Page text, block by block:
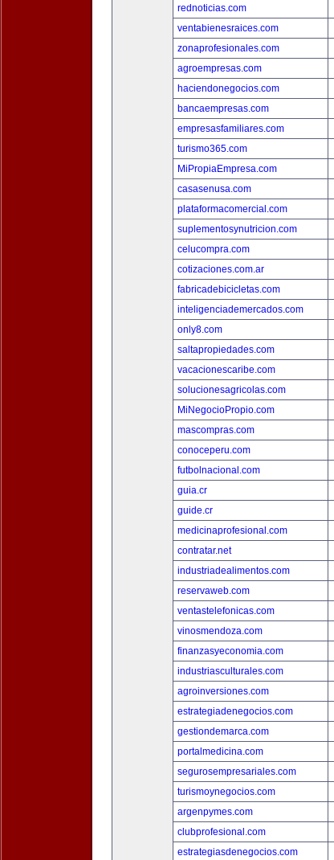
rednoticias.com
ventabienesraices.com
zonaprofesionales.com
agroempresas.com
haciendonegocios.com
bancaempresas.com
empresasfamiliares.com
turismo365.com
MiPropiaEmpresa.com
casasenusa.com
plataformacomercial.com
suplementosynutricion.com
celucompra.com
cotizaciones.com.ar
fabricadebicicletas.com
inteligenciademercados.com
only8.com
saltapropiedades.com
vacacionescaribe.com
solucionesagricolas.com
MiNegocioPropio.com
mascompras.com
conoceperu.com
futbolnacional.com
guia.cr
guide.cr
medicinaprofesional.com
contratar.net
industriadealimentos.com
reservaweb.com
ventastelefonicas.com
vinosmendoza.com
finanzasyeconomia.com
industriasculturales.com
agroinversiones.com
estrategiadenegocios.com
gestiondemarca.com
portalmedicina.com
segurosempresariales.com
turismoynegocios.com
argenpymes.com
clubprofesional.com
estrategiasdenegocios.com